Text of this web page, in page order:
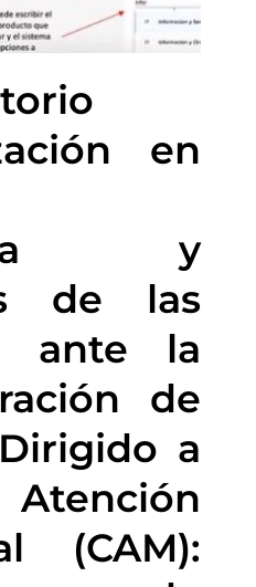
en
y
de las
ante la
de
a
(CAM):